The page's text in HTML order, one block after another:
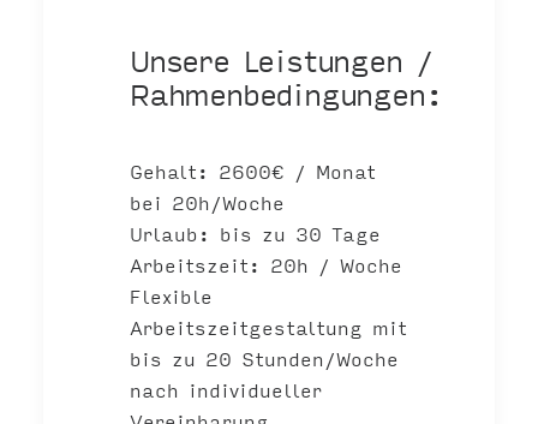
Unsere Leistungen /
Rahmenbedingungen:
Gehalt: 2600€ / Monat
bei 20h/Woche
Urlaub: bis zu 30 Tage
Arbeitszeit: 20h / Woche
Flexible
Arbeitszeitgestaltung mit
bis zu 20 Stunden/Woche
nach individueller